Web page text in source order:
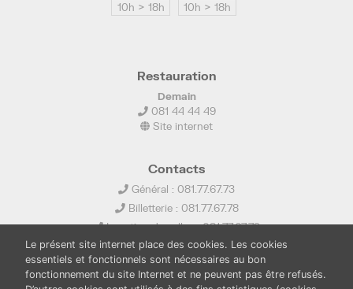
10h > 18h
10h > 18h
Restauration
Demain
081 44 44 49
Site internet
Contacts
Général : 081.77.67.73
Billetterie : 081.77.67.78
Location de salles : 081.77.67.79
info@ledelta.be
Le présent site internet place des cookies. Les cookies
essentiels et fonctionnels sont nécessaires au bon
fonctionnement du site Internet et ne peuvent pas être refusés.